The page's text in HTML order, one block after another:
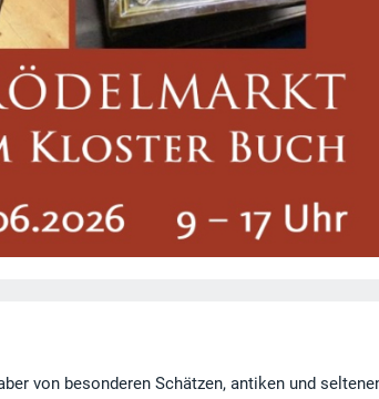
von besonderen Schätzen, antiken und